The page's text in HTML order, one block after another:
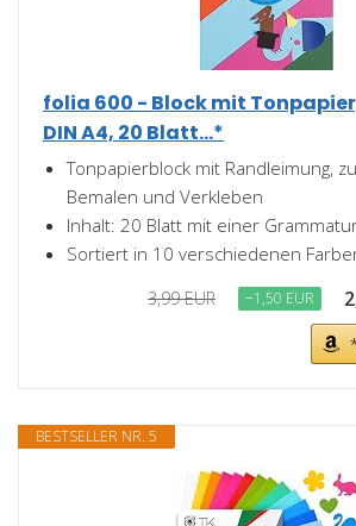
folia 600 - Block mit
DIN A4, 20 Blatt...*
Tonpapierblock mit Randleimung,
Bemalen und Verkleben
Inhalt: 20 Blatt mit einer
Sortiert in 10 verschiedenen
3,99 EUR −1,50 EUR
BESTSELLER NR. 5